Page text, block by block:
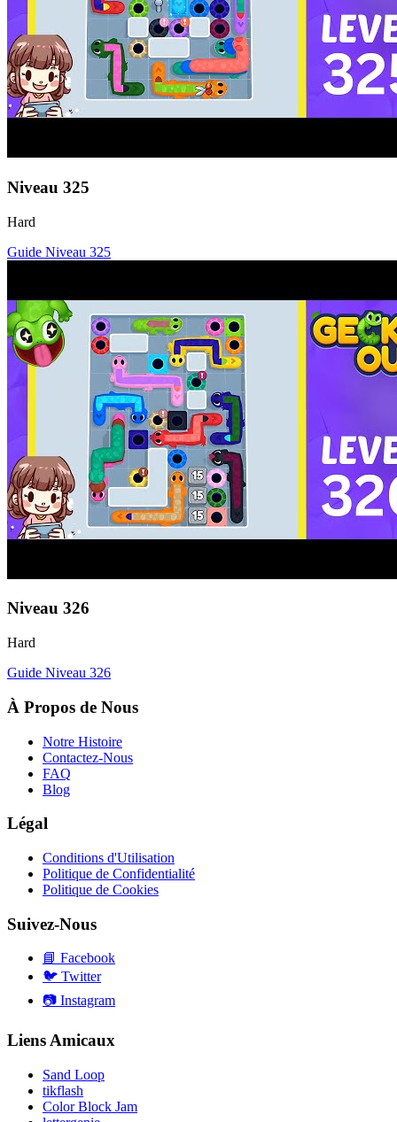
Niveau 325
Hard
Guide Niveau 325
Niveau 326
Hard
Guide Niveau 326
À Propos de Nous
Notre Histoire
Contactez-Nous
FAQ
Blog
Légal
Conditions d'Utilisation
Politique de Confidentialité
Politique de Cookies
Suivez-Nous
📘 Facebook
🐦 Twitter
📷 Instagram
Liens Amicaux
Sand Loop
tikflash
Color Block Jam